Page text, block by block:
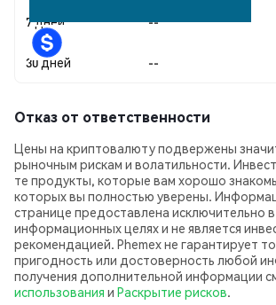
7 дней --
30 дней --
Отказ от ответственности
Цены на криптовалюту подвержены
рыночным рискам и волатильности.
те продукты, которые вам хорошо
которых вы полностью уверены.
странице предоставлена исключительно в
информационных целях и не является
рекомендацией. Phemex не гарантирует
пригодность или достоверность любой
получения дополнительной информации
использования и Раскрытие рисков.